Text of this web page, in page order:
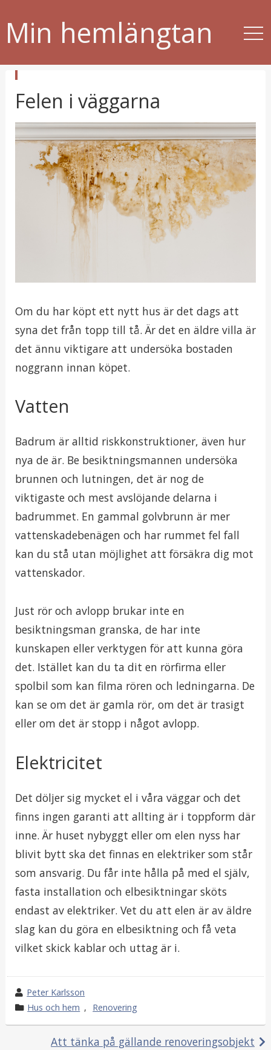
Min hemlängtan
u
b
i
c
e
a
Felen i väggarna
Om du har köpt ett nytt hus är det dags att
syna det från topp till tå. Är det en äldre villa är
det ännu viktigare att undersöka bostaden
noggrann innan köpet.
Vatten
Badrum är alltid riskkonstruktioner, även hur
nya de är. Be besiktningsmannen undersöka
brunnen och lutningen, det är nog de
viktigaste och mest avslöjande delarna i
badrummet. En gammal golvbrunn är mer
vattenskadebenägen och har rummet fel fall
kan du stå utan möjlighet att försäkra dig mot
vattenskador.
Just rör och avlopp brukar inte en
besiktningsman granska, de har inte
kunskapen eller verktygen för att kunna göra
det. Istället kan du ta dit en rörfirma eller
spolbil som kan filma rören och ledningarna. De
kan se om det är gamla rör, om det är trasigt
eller om det är stopp i något avlopp.
Elektricitet
Det döljer sig mycket el i våra väggar och det
finns ingen garanti att allting är i toppform där
inne. Är huset nybyggt eller om elen nyss har
blivit bytt ska det finnas en elektriker som står
som ansvarig. Du får inte hålla på med el själv,
fasta installation och elbesiktningar sköts
endast av elektriker. Vet du att elen är av äldre
slag kan du göra en elbesiktning och få veta
vilket skick kablar och uttag är i.
w
r
o
Peter Karlsson
k
a
Hus och hem , Renovering
Att tänka på gällande renoveringsobjekt